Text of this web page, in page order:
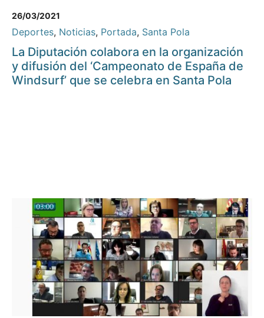
26/03/2021
Deportes, Noticias, Portada, Santa Pola
La Diputación colabora en la organización
y difusión del ‘Campeonato de España de
Windsurf’ que se celebra en Santa Pola